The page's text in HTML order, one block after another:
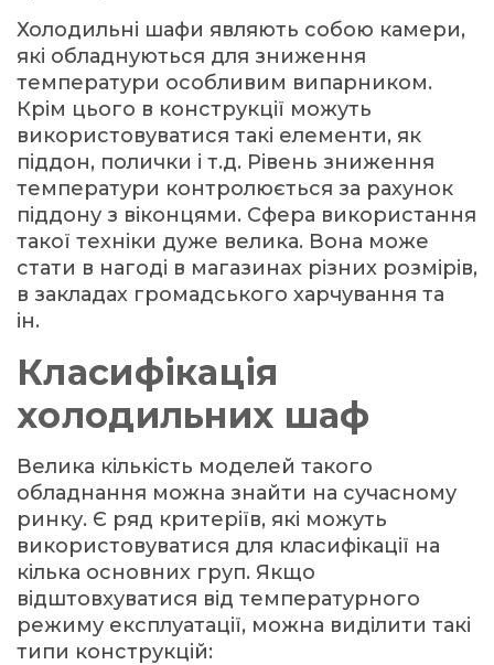
Холодильні шафи являють собою камери,
які обладнуються для зниження
температури особливим випарником.
Крім цього в конструкції можуть
використовуватися такі елементи, як
піддон, полички і т.д. Рівень зниження
температури контролюється за рахунок
піддону з віконцями. Сфера використання
такої техніки дуже велика. Вона може
стати в нагоді в магазинах різних розмірів,
в закладах громадського харчування та
ін.
Класифікація
холодильних шаф
Велика кількість моделей такого
обладнання можна знайти на сучасному
ринку. Є ряд критеріїв, які можуть
використовуватися для класифікації на
кілька основних груп. Якщо
відштовхуватися від температурного
режиму експлуатації, можна виділити такі
типи конструкцій: